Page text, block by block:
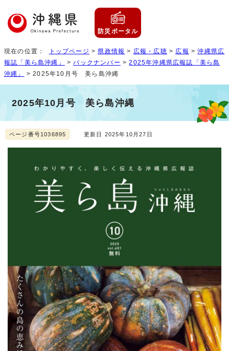
防災ポータル
現在の位置： トップページ > 県政情報 > 広報・広聴 > 広報 >沖縄県広
報誌「美ら島沖縄」
>バックナンバー >2025年沖縄県広報誌「美ら島
沖縄」
> 2025年10月号 美ら島沖縄
2025年10月号 美ら島沖縄
ページ番号1036895 更新日 2025年10月27日